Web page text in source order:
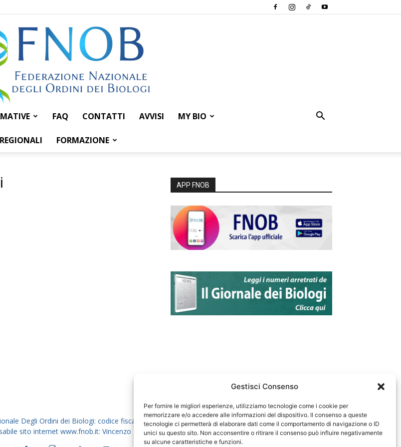
Gestisci Consenso
Per fornire le migliori esperienze, utilizziamo tecnologie come i cookie per
memorizzare e/o accedere alle informazioni del dispositivo. Il consenso a queste
tecnologie ci permetterà di elaborare dati come il comportamento di navigazione o ID
unici su questo sito. Non acconsentire o ritirare il consenso può influire negativamente
su alcune caratteristiche e funzioni.
Federazione
dei
FAQ CONTATTI AVVISI MY BIO
FORMAZIONE
APP FNOB
Degli Ordini dei Biologi: codice fiscale 80069130583
sito internet www.fnob.it: Vincenzo D'Anna